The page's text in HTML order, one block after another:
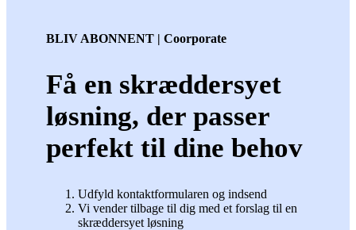
BLIV ABONNENT | Coorporate
Få en skræddersyet
løsning, der passer
perfekt til dine behov
Udfyld kontaktformularen og indsend
Vi vender tilbage til dig med et forslag til en
skræddersyet løsning